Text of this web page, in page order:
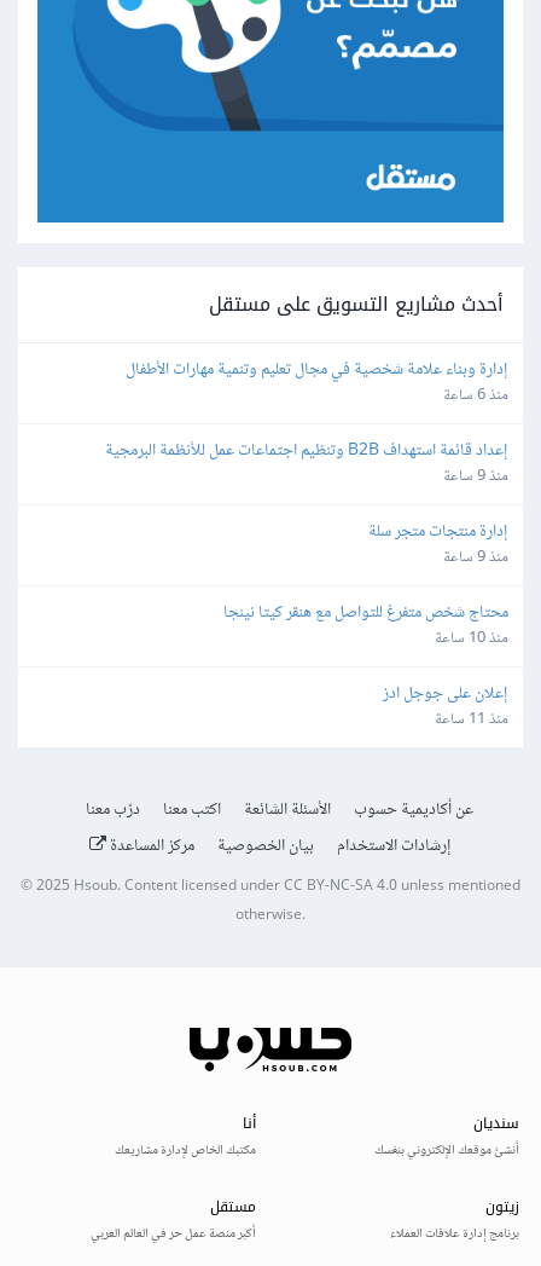
أحدث مشاريع التسويق على مستقل
إدارة وبناء علامة شخصية في مجال تعليم وتنمية مهارات الأطفال
منذ 6 ساعة
إعداد قائمة استهداف B2B وتنظيم اجتماعات عمل للأنظمة البرمجية
منذ 9 ساعة
إدارة منتجات متجر سلة
منذ 9 ساعة
محتاج شخص متفرغ للتواصل مع هنقر كيتا نينجا
منذ 10 ساعة
إعلان على جوجل ادز
منذ 11 ساعة
عن أكاديمية حسوب الأسئلة الشائعة اكتب معنا
درّب معنا
إرشادات الاستخدام
بيان الخصوصية مركز المساعدة
© 2025 Hsoub.Content licensed underCC BY-NC-SA 4.0unless mentioned
otherwise.